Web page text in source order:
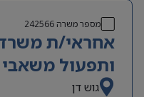
מספר משרה242566
אחראי/ת
ותפעול משאבי
גוש דן